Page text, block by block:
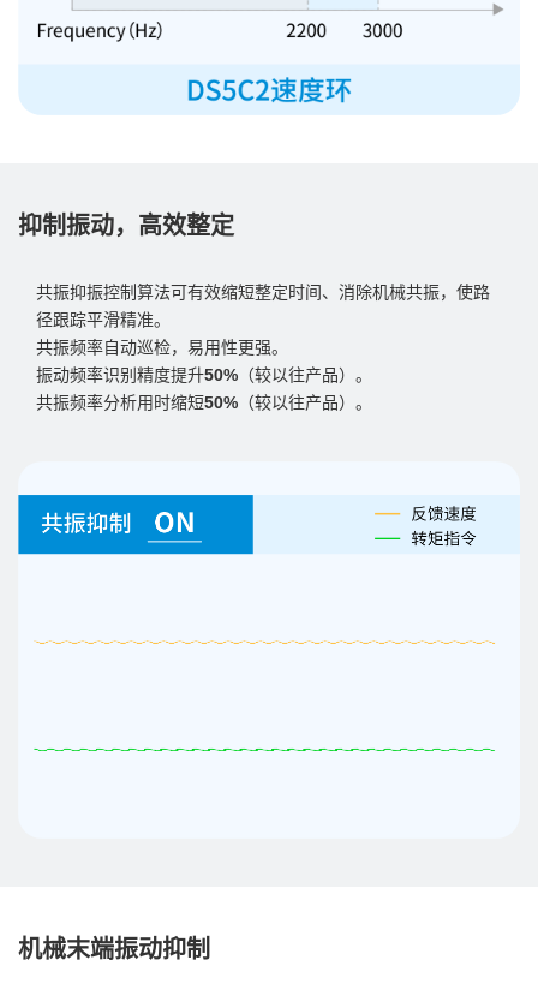
抑制振动，高效整定
共振抑振控制算法可有效缩短整定时间、消除机械共振，使路
径跟踪平滑精准。
共振频率自动巡检，易用性更强。
振动频率识别精度提升50% （较以往产品）。
共振频率分析用时缩短50% （较以往产品）。
机械末端振动抑制